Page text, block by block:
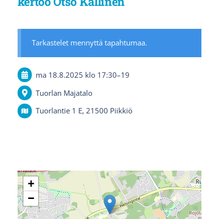
Tarkastelet mennyttä tapahtumaa.
ma 18.8.2025 klo 17:30–19
Tuorlan Majatalo
Tuorlantie 1 E, 21500 Piikkiö
+
−